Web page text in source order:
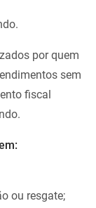
por quem
sem
fiscal
ou resgate;